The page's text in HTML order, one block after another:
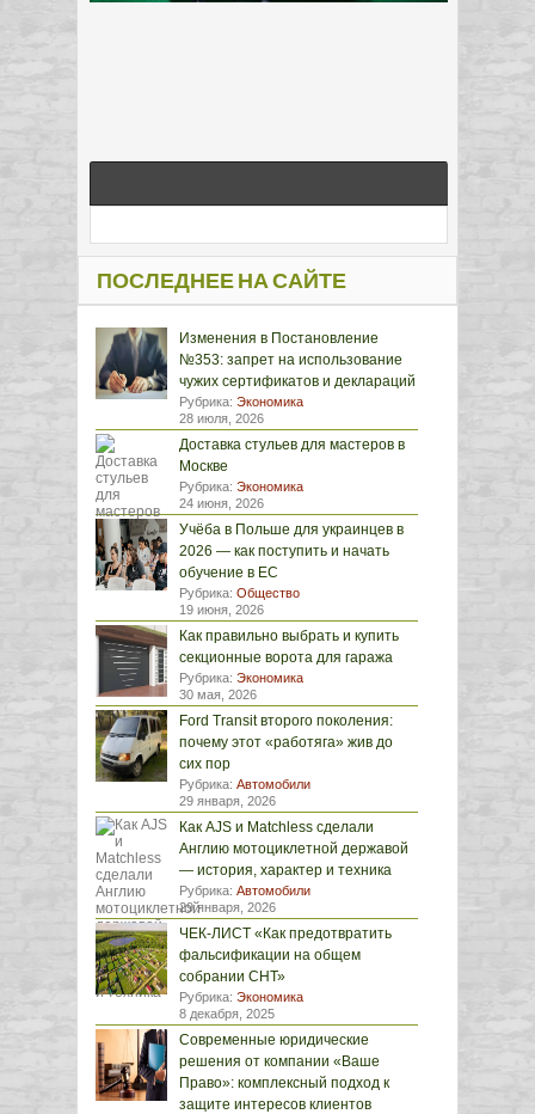
ПОСЛЕДНЕЕ НА САЙТЕ
Изменения в Постановление
№353: запрет на использование
чужих сертификатов и деклараций
Рубрика: Экономика
28 июля, 2026
Доставка стульев для мастеров в
Москве
Рубрика: Экономика
24 июня, 2026
Учёба в Польше для украинцев в
2026 — как поступить и начать
обучение в ЕС
Рубрика: Общество
19 июня, 2026
Как правильно выбрать и купить
секционные ворота для гаража
Рубрика: Экономика
30 мая, 2026
Ford Transit второго поколения:
почему этот «работяга» жив до
сих пор
Рубрика: Автомобили
29 января, 2026
Как AJS и Matchless сделали
Англию мотоциклетной державой
— история, характер и техника
Рубрика: Автомобили
29 января, 2026
ЧЕК-ЛИСТ «Как предотвратить
фальсификации на общем
собрании СНТ»
Рубрика: Экономика
8 декабря, 2025
Современные юридические
решения от компании «Ваше
Право»: комплексный подход к
защите интересов клиентов